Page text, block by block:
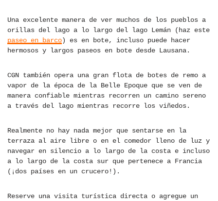
Una excelente manera de ver muchos de los pueblos a
orillas del lago a lo largo del lago Lemán (haz este
paseo en barco) es en bote, incluso puede hacer
hermosos y largos paseos en bote desde Lausana.
CGN también opera una gran flota de botes de remo a
vapor de la época de la Belle Epoque que se ven de
manera confiable mientras recorren un camino sereno
a través del lago mientras recorre los viñedos.
Realmente no hay nada mejor que sentarse en la
terraza al aire libre o en el comedor lleno de luz y
navegar en silencio a lo largo de la costa e incluso
a lo largo de la costa sur que pertenece a Francia
(¡dos países en un crucero!).
Reserve una visita turística directa o agregue un